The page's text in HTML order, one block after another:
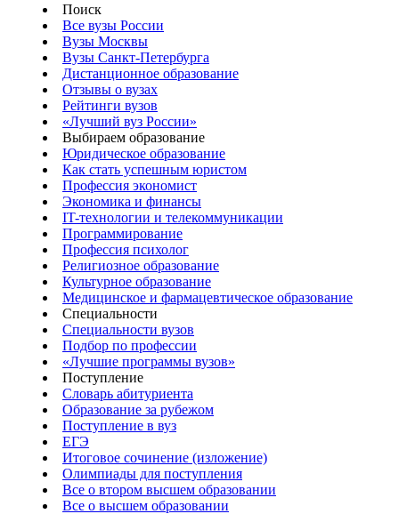
Поиск
Все вузы России
Вузы Москвы
Вузы Санкт-Петербурга
Дистанционное образование
Отзывы о вузах
Рейтинги вузов
«Лучший вуз России»
Выбираем образование
Юридическое образование
Как стать успешным юристом
Профессия экономист
Экономика и финансы
IT-технологии и телекоммуникации
Программирование
Профессия психолог
Религиозное образование
Культурное образование
Медицинское и фармацевтическое образование
Специальности
Специальности вузов
Подбор по профессии
«Лучшие программы вузов»
Поступление
Словарь абитуриента
Образование за рубежом
Поступление в вуз
ЕГЭ
Итоговое сочинение (изложение)
Олимпиады для поступления
Все о втором высшем образовании
Все о высшем образовании